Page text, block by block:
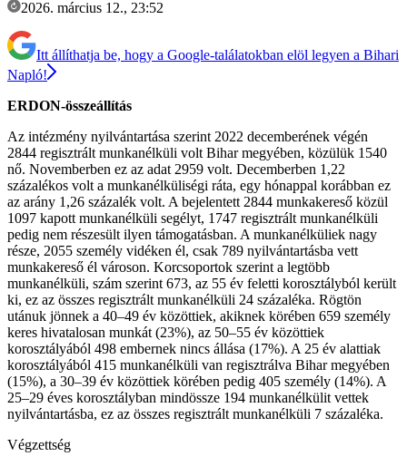
2026. március 12., 23:52
Itt állíthatja be, hogy a Google-találatokban elöl legyen a Bihari
Napló!
ERDON-összeállítás
Az intézmény nyilvántartása szerint 2022 decemberének végén
2844 regisztrált munkanélküli volt Bihar megyében, közülük 1540
nő. Novemberben ez az adat 2959 volt. Decemberben 1,22
százalékos volt a munkanélküliségi ráta, egy hónappal korábban ez
az arány 1,26 százalék volt. A bejelentett 2844 munkakereső közül
1097 kapott munkanélküli segélyt, 1747 regisztrált munkanélküli
pedig nem részesült ilyen támogatásban. A munkanélküliek nagy
része, 2055 személy vidéken él, csak 789 nyilvántartásba vett
munkakereső él városon. Korcsoportok szerint a legtöbb
munkanélküli, szám szerint 673, az 55 év feletti korosztályból került
ki, ez az összes regisztrált munkanélküli 24 százaléka. Rögtön
utánuk jönnek a 40–49 év közöttiek, akiknek körében 659 személy
keres hivatalosan munkát (23%), az 50–55 év közöttiek
korosztályából 498 embernek nincs állása (17%). A 25 év alattiak
korosztályából 415 munkanélküli van regisztrálva Bihar megyében
(15%), a 30–39 év közöttiek körében pedig 405 személy (14%). A
25–29 éves korosztályban mindössze 194 munkanélkülit vettek
nyilvántartásba, ez az összes regisztrált munkanélküli 7 százaléka.
Végzettség